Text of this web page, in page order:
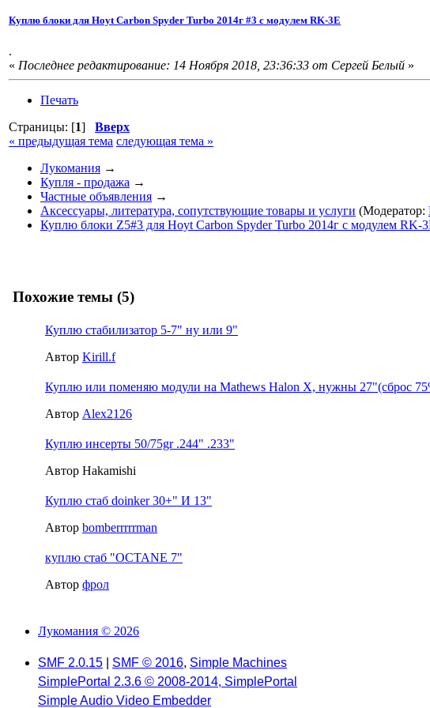
Куплю блоки для Hoyt Carbon Spyder Turbo 2014г #3 с модулем RK-3E
.
« Последнее редактирование: 14 Ноября 2018, 23:36:33 от Сергей Белый »
Печать
Страницы: [1] Вверх
« предыдущая тема следующая тема »
Лукомания →
Купля - продажа →
Частные объявления →
Аксессуары, литература, сопутствующие товары и услуги (Модератор:
Куплю блоки Z5#3 для Hoyt Carbon Spyder Turbo 2014г с модулем RK-
Похожие темы (5)
Куплю стабилизатор 5-7" ну или 9"
Автор Kirill.f
Куплю или поменяю модули на Mathews Halon X, нужны 27"(сброс
Автор Alex2126
Куплю инсерты 50/75gr .244" .233"
Автор Hakamishi
Куплю стаб doinker 30+" И 13"
Автор bomberrrrrman
куплю стаб "OCTANE 7"
Автор фрол
Лукомания © 2026
SMF 2.0.15 SMF © 2016, Simple Machines
SimplePortal 2.3.6 © 2008-2014, SimplePortal
Simple Audio Video Embedder